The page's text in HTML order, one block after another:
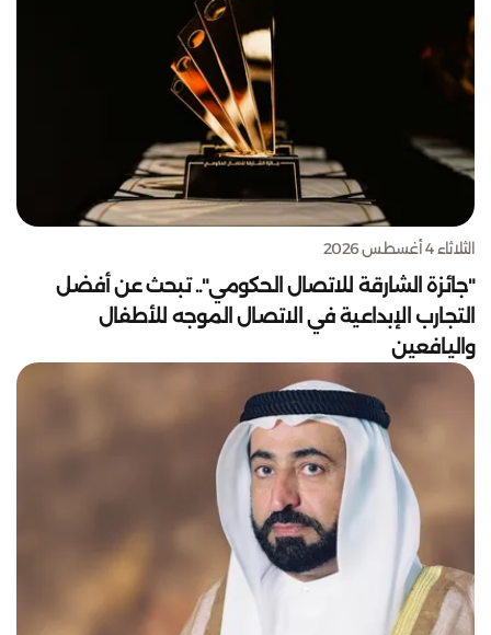
الثلاثاء 4 أغسطس 2026
"جائزة الشارقة للاتصال الحكومي".. تبحث عن أفضل
التجارب الإبداعية في الاتصال الموجه للأطفال
واليافعين